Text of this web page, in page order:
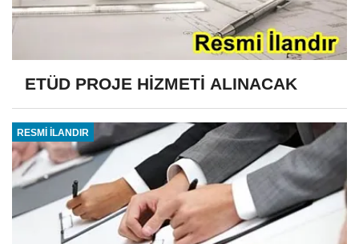
ETÜD PROJE HİZMETİ ALINACAK
RESMİ İLANDIR